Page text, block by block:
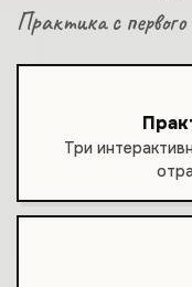
Практика с
Три